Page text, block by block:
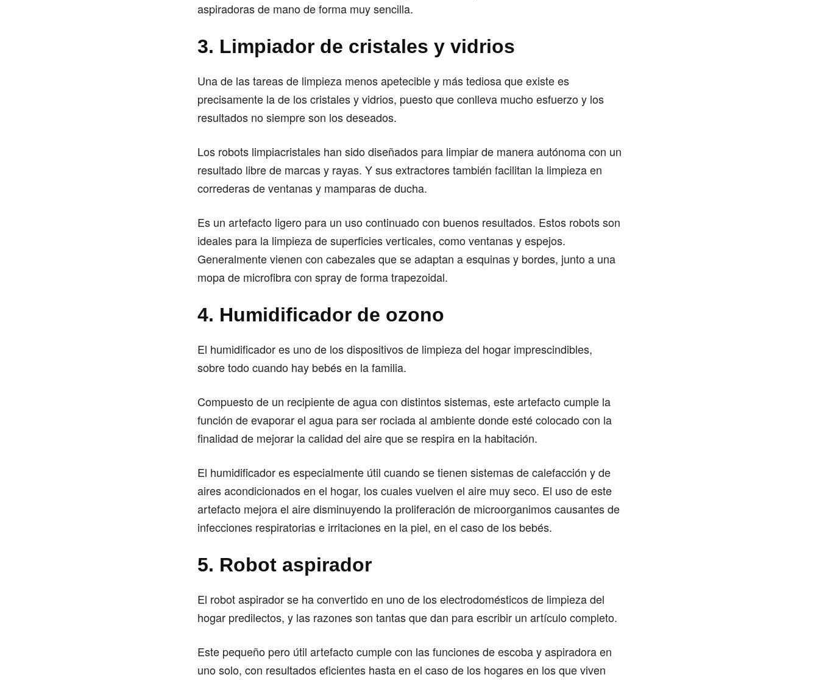
aspiradoras de mano de forma muy sencilla.
3. Limpiador de cristales y vidrios
Una de las tareas de limpieza menos apetecible y más tediosa que existe es
precisamente la de los cristales y vidrios, puesto que conlleva mucho esfuerzo y los
resultados no siempre son los deseados.
Los robots limpiacristales han sido diseñados para limpiar de manera autónoma con un
resultado libre de marcas y rayas. Y sus extractores también facilitan la limpieza en
correderas de ventanas y mamparas de ducha.
Es un artefacto ligero para un uso continuado con buenos resultados. Estos robots son
ideales para la limpieza de superficies verticales, como ventanas y espejos.
Generalmente vienen con cabezales que se adaptan a esquinas y bordes, junto a una
mopa de microfibra con spray de forma trapezoidal.
4. Humidificador de ozono
El humidificador es uno de los dispositivos de limpieza del hogar imprescindibles,
sobre todo cuando hay bebés en la familia.
Compuesto de un recipiente de agua con distintos sistemas, este artefacto cumple la
función de evaporar el agua para ser rociada al ambiente donde esté colocado con la
finalidad de mejorar la calidad del aire que se respira en la habitación.
El humidificador es especialmente útil cuando se tienen sistemas de calefacción y de
aires acondicionados en el hogar, los cuales vuelven el aire muy seco. El uso de este
artefacto mejora el aire disminuyendo la proliferación de microorganimos causantes de
infecciones respiratorias e irritaciones en la piel, en el caso de los bebés.
5. Robot aspirador
El robot aspirador se ha convertido en uno de los electrodomésticos de limpieza del
hogar predilectos, y las razones son tantas que dan para escribir un artículo completo.
Este pequeño pero útil artefacto cumple con las funciones de escoba y aspiradora en
uno solo, con resultados eficientes hasta en el caso de los hogares en los que viven